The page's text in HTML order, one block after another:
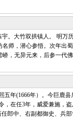
大竹双拱镇人。 明万
师，潜心参悟。次年出
，无异元来，后参一代
年(1666年）。今巨鹿县
，在任3年，威爱兼施，
郎中、右副都御史、兵